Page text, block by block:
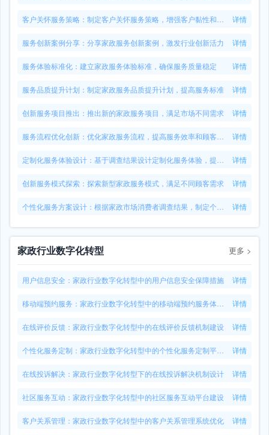
详情
服务创新案例分享：分享家政服务创新案例，激发行业创新活力 详情
服务体验标准化：建立家政服务体验标准，确保服务质量稳定 详情
服务品质提升计划：制定家政服务品质提升计划，提高服务标准 详情
创新服务项目推出：推出新的家政服务项目，满足市场不同需求 详情
详情
详情
创新服务模式探索：探索新型家政服务模式，满足不同顾客需求 详情
详情
家政行业数字化转型 更多 >
用户信息安全：家政行业数字化转型中的用户信息安全保障措施 详情
详情
在线评价反馈：家政行业数字化转型中的在线评价反馈机制建设 详情
详情
在线投诉解决：家政行业数字化转型下的在线投诉解决机制设计 详情
社区服务互动：家政行业数字化转型中的社区服务互动平台建设 详情
客户关系管理：家政行业数字化转型中的客户关系管理系统优化 详情